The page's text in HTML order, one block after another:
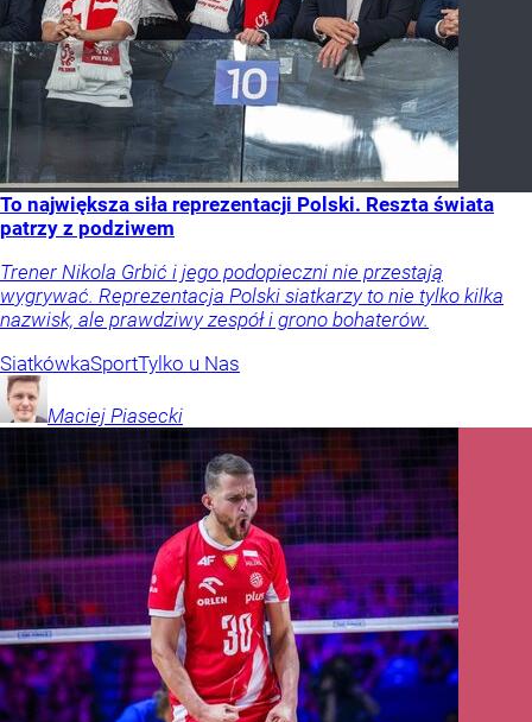
To największa siła reprezentacji Polski. Reszta świata
patrzy z podziwem
Trener Nikola Grbić i jego podopieczni nie przestają
wygrywać. Reprezentacja Polski siatkarzy to nie tylko kilka
nazwisk, ale prawdziwy zespół i grono bohaterów.
SiatkówkaSportTylko u Nas
Maciej Piasecki